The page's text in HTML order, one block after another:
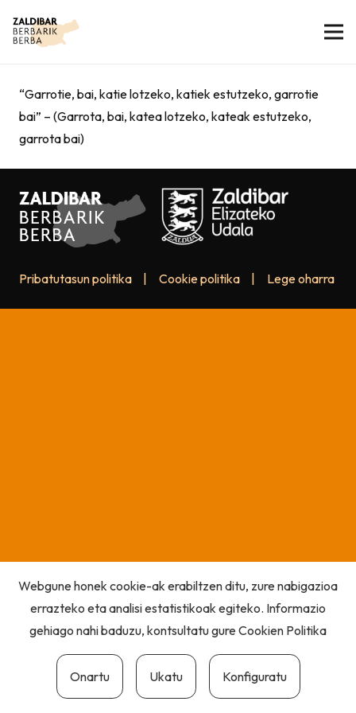
“Garrotie, bai, katie lotzeko, katiek estutzeko, garrotie
bai” – (Garrota, bai, katea lotzeko, kateak estutzeko,
garrota bai)
Pribatutasun politika Cookie politika Lege oharra
Webgune honek cookie-ak erabiltzen ditu, zure nabigazioa
errazteko eta analisi estatistikoak egiteko. Informazio
gehiago nahi baduzu, kontsultatu gureCookien Politika
Onartu Ukatu Konfiguratu